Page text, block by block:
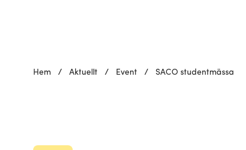
Hem / Aktuellt / Event / SACO studentmässa